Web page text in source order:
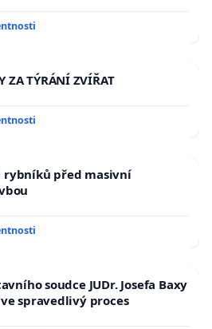
ZA TÝRÁNÍ ZVÍŘAT
rybníků před masivní
soudce JUDr. Josefa Baxy
spravedlivý proces